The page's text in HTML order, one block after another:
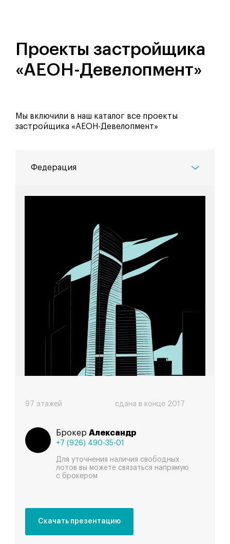
Проекты застройщика
«АЕОН-Девелопмент»
Мы включили в наш каталог все проекты
застройщика «АЕОН-Девелопмент»
Федерация
Федерация
97 этажей сдана в конце 2017
Брокер Александр
+7 (926) 490-35-01
Для уточнения наличия свободных
лотов вы можете связаться напрямую
с брокером
Скачать презентацию